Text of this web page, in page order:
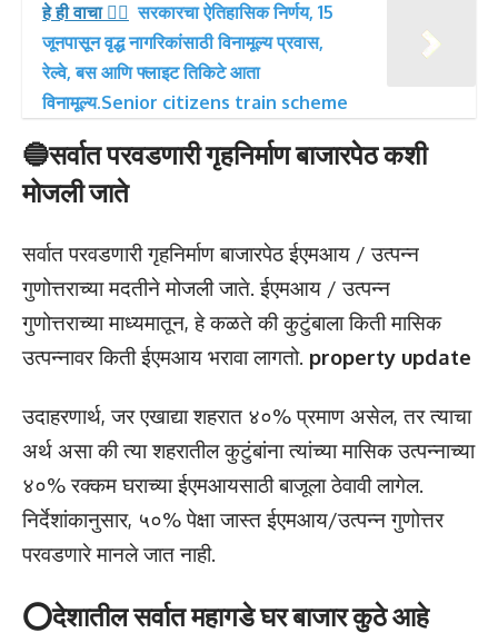
हे ही वाचा 👉🏻 सरकारचा ऐतिहासिक निर्णय, 15
जूनपासून वृद्ध नागरिकांसाठी विनामूल्य प्रवास,
रेल्वे, बस आणि फ्लाइट तिकिटे आता
विनामूल्य.Senior citizens train scheme
🔵सर्वात परवडणारी गृहनिर्माण बाजारपेठ कशी
मोजली जाते
सर्वात परवडणारी गृहनिर्माण बाजारपेठ ईएमआय / उत्पन्न
गुणोत्तराच्या मदतीने मोजली जाते. ईएमआय / उत्पन्न
गुणोत्तराच्या माध्यमातून, हे कळते की कुटुंबाला किती मासिक
उत्पन्नावर किती ईएमआय भरावा लागतो. property update
उदाहरणार्थ, जर एखाद्या शहरात ४०% प्रमाण असेल, तर त्याचा
अर्थ असा की त्या शहरातील कुटुंबांना त्यांच्या मासिक उत्पन्नाच्या
४०% रक्कम घराच्या ईएमआयसाठी बाजूला ठेवावी लागेल.
निर्देशांकानुसार, ५०% पेक्षा जास्त ईएमआय/उत्पन्न गुणोत्तर
परवडणारे मानले जात नाही.
⭕देशातील सर्वात महागडे घर बाजार कुठे आहे